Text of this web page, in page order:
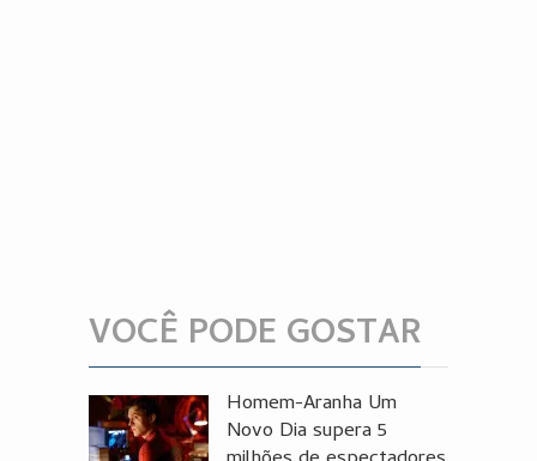
VOCÊ PODE GOSTAR
Homem-Aranha Um
Novo Dia supera 5